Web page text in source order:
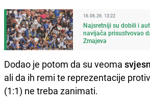
16.06.26. 13:22
Najsretniji su dobili i
navijača prisustvovao
Zmajeva
Dodao je potom da su veoma
ali da ih remi te reprezentacije
(1:1) ne treba zanimati.